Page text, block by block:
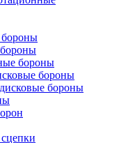
бороны
бороны
бороны